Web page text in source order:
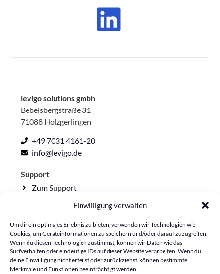
Einwilligung verwalten
Um dir ein optimales Erlebnis zu bieten, verwenden wir Technologien wie
Cookies, um Geräteinformationen zu speichern und/oder darauf zuzugreifen.
Wenn du diesen Technologien zustimmst, können wir Daten wie das
Surfverhalten oder eindeutige IDs auf dieser Website verarbeiten. Wenn du
deine Einwilligung nicht erteilst oder zurückziehst, können bestimmte
Merkmale und Funktionen beeinträchtigt werden.
levigo solutions gmbh
Bebelsbergstraße 31
71088 Holzgerlingen
+49 7031 4161-20
info@levigo.de
Support
Zum Support
Rechtliche Seiten
Impressum
Datenschutzerklärung
Lieferkettensorgfalt
Cookie-Richtlinie